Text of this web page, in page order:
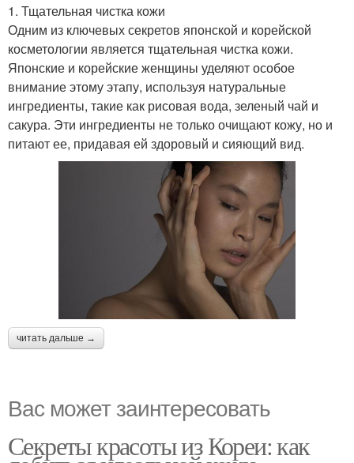
1. Тщательная чистка кожи
Одним из ключевых секретов японской и корейской
косметологии является тщательная чистка кожи.
Японские и корейские женщины уделяют особое
внимание этому этапу, используя натуральные
ингредиенты, такие как рисовая вода, зеленый чай и
сакура. Эти ингредиенты не только очищают кожу, но и
питают ее, придавая ей здоровый и сияющий вид.
читать дальше →
Вас может заинтересовать
Секреты красоты из Кореи: как